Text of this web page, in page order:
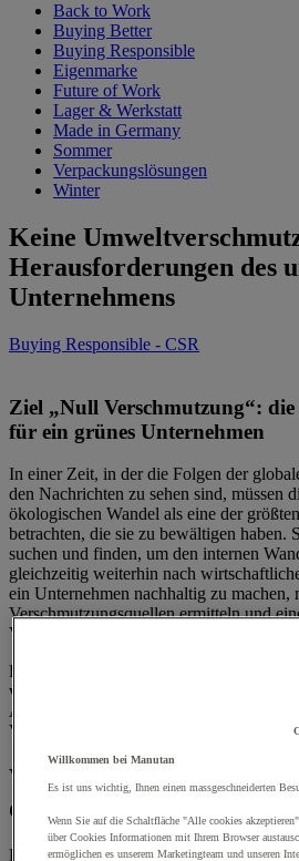
Back to Work
Buying Better
Buying Responsible
Eigenmarke
Future of Work
Lager & Werkstatt
Made in Germany
Sommer
Verpackungslösungen
Winter
Keine
Herausforderungen des
Unternehmens
Buying Responsible - CSR
Ziel „Null Verschmutzung“:
für ein grünes Unternehmen
In einer Zeit, in der die Folgen der
den Nachrichten zu sehen sind, müssen
ökologischen Wandel als eine der
betrachten, die sie zu bewältigen haben.
suchen und finden, um den internen
gleichzeitig weiterhin nach
ein Unternehmen nachhaltig zu machen,
Verschmutzungsquellen ermitteln und
Verringerung seiner
Entdecken Sie die Säulen eines grünen
verfolgende Strategie, die Umsetzung
Abfallmanagement und der Kampf gegen
Verschmutzung.
Wie kann man ein grünes
definieren?
Ein grünes Unternehmen berücksichtigt
Willkommen bei Manutan
Es ist uns wichtig, Ihnen einen massgeschneiderten
Wenn Sie auf die Schaltfläche "Alle cookies
über Cookies Informationen mit Ihrem Browser
ermöglichen es unserem Marketingteam und unseren